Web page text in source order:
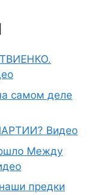
самом деле
Видео
Между
предки